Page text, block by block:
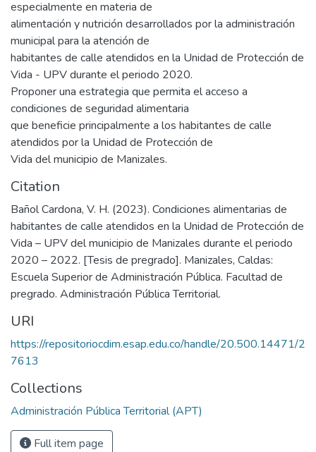
especialmente en materia de
alimentación y nutrición desarrollados por la administración
municipal para la atención de
habitantes de calle atendidos en la Unidad de Protección de
Vida - UPV durante el periodo 2020.
Proponer una estrategia que permita el acceso a
condiciones de seguridad alimentaria
que beneficie principalmente a los habitantes de calle
atendidos por la Unidad de Protección de
Vida del municipio de Manizales.
Citation
Bañol Cardona, V. H. (2023). Condiciones alimentarias de
habitantes de calle atendidos en la Unidad de Protección de
Vida – UPV del municipio de Manizales durante el periodo
2020 – 2022. [Tesis de pregrado]. Manizales, Caldas:
Escuela Superior de Administración Pública. Facultad de
pregrado. Administración Pública Territorial.
URI
https://repositoriocdim.esap.edu.co/handle/20.500.14471/2
7613
Collections
Administración Pública Territorial (APT)
Full item page